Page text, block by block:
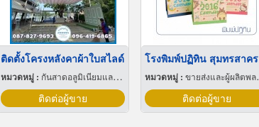
ติดตั้งโครงหลังคาผ้าใบสไลด์
หมวดหมู่ : กันสาดอลูมิเนียมและผ้าใบ
ติดต่อผู้ขาย
โรงพิมพ์ปฏิทิน สุมทรสาคร
หมวดหมู่ : ขายส่งและผู้ผลิตพลาสติกสำเร็จรูป
ติดต่อผู้ขาย